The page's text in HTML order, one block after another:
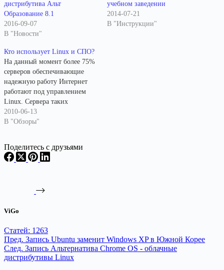
дистрибутива Альт
Образование 8.1
2016-09-07
В "Новости"
учебном заведении
2014-07-21
В "Инструкции"
Кто использует Linux и СПО?
На данный момент более 75%
серверов обеспечивающие
надежную работу Интернет
работают под управлением
Linux. Сервера таких
известных компаний как
Google, Facebook, Yandex,
Linux. В США Министерство
обороны (Пентагон), АНБ,
Исследовательские
NASA также…
2010-06-13
В "Обзоры"
Поделитесь с друзьями
ViGo
Статей: 1263
Пред. Запись Ubuntu заменит Windows XP в Южной Корее
След. Запись Альтернатива Chrome OS - облачные
дистрибутивы Linux